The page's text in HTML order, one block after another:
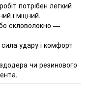
потрібен легкий
і міцний.
скловолокно —
удару і комфорт
чи резинового